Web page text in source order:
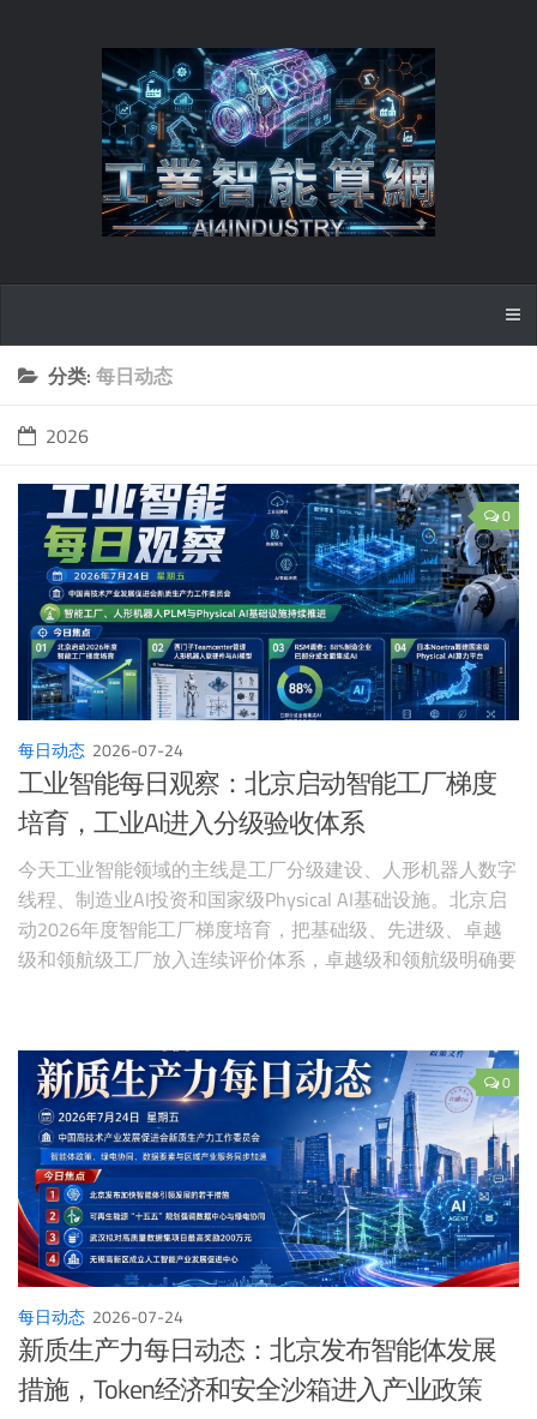
分类: 每日动态
2026
0
每日动态 2026-07-24
工业智能每日观察：北京启动智能工厂梯度
培育，工业AI进入分级验收体系
今天工业智能领域的主线是工厂分级建设、人形机器人数字
线程、制造业AI投资和国家级Physical AI基础设施。北京启
动2026年度智能工厂梯度培育，把基础级、先进级、卓越
级和领航级工厂放入连续评价体系，卓越级和领航级明确要
和安全要求纳入统一BOM和数字线程。RSM制造业调查显
示，88%的受访企业已经部分或全面集成AI，56%正在使用
智能体AI，但数据连接、人才和安全投入仍是主要约束。日
本政府支持的Noetra则计划采购27500颗NVIDIA Rubin芯
片，建设面向机器人基础模型的本土算力。工业AI正在从单
个应用扩展为工厂等级、工程数据、资本支出和国家基础设
施共同推进的体系。
0
每日动态 2026-07-24
新质生产力每日动态：北京发布智能体发展
措施，Token经济和安全沙箱进入产业政策